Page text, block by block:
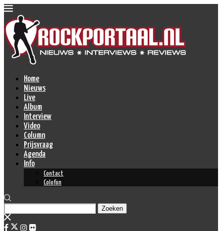
Home
Nieuws
Live
Album
Interview
Video
Column
Prijsvraag
Agenda
Info
Contact
Colofon
Zoeken